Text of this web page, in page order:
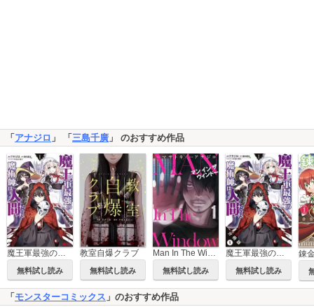
「アナジロ 」 「三島千廣 」 のおすすめ作品
魔王軍最強の魔術師は人間だった（コミック）
無料試し読み
教室自爆クラブ
無料試し読み
Man In The Window
無料試し読み
魔王軍最強の魔術師は人間だった(コミック) 分冊版
無料試し読み
「モンスターコミックス 」のおすすめ作品